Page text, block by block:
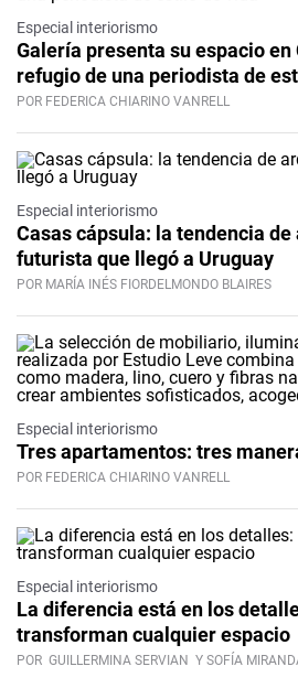
Especial interiorismo
Galería presenta su espacio en
refugio de una periodista de
POR FEDERICA CHIARINO VANRELL
Especial interiorismo
Casas cápsula: la tendencia
futurista que llegó a Uruguay
POR MARÍA INÉS FIORDELMONDO BLAIRES
Especial interiorismo
Tres apartamentos: tres
POR FEDERICA CHIARINO VANRELL
Especial interiorismo
La diferencia está en los
transforman cualquier espacio
POR GUILLERMINA SERVIAN Y SOFÍA